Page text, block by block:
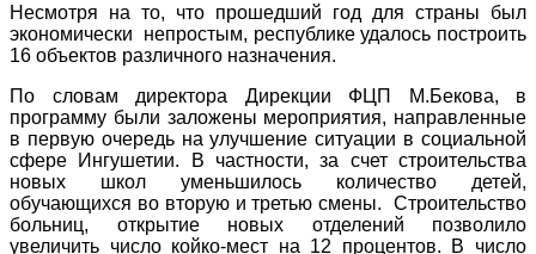
Несмотря на то, что прошедший год для страны был
экономически непростым, республике удалось построить
16 объектов различного назначения.
По словам директора Дирекции ФЦП М.Бекова, в
программу были заложены мероприятия, направленные
в первую очередь на улучшение ситуации в социальной
сфере Ингушетии. В частности, за счет строительства
новых школ уменьшилось количество детей,
обучающихся во вторую и третью смены. Строительство
больниц, открытие новых отделений позволило
увеличить число койко-мест на 12 процентов. В число